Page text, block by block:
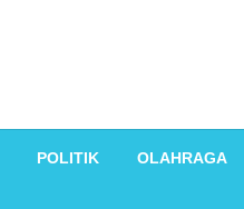
POLITIK OLAHRAGA